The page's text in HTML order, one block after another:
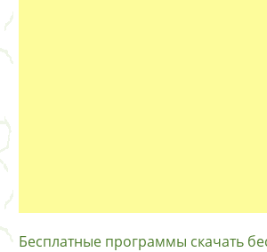
Бесплатные программы скачать